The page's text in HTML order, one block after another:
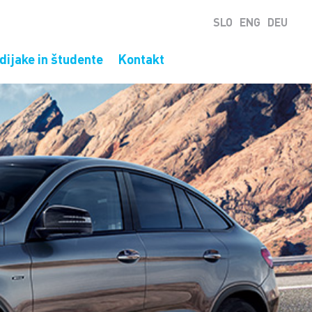
in študente Kontakt
SLO ENG DEU